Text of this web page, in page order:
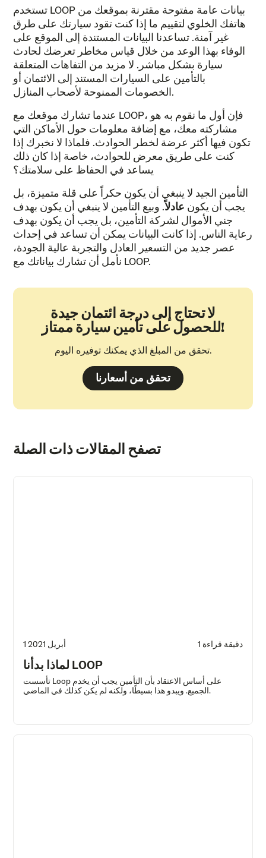
تستخدم LOOP بيانات عامة مفتوحة مقترنة بموقعك من
هاتفك الخلوي لتقييم ما إذا كنت تقود سيارتك على طرق
غير آمنة. تساعدنا البيانات المستندة إلى الموقع على
الوفاء بهذا الوعد من خلال قياس مخاطر تعرضك لحادث
سيارة بشكل مباشر. لا مزيد من التفاهات المتعلقة
بالتأمين على السيارات المستند إلى الائتمان أو
الخصومات الممنوحة لأصحاب المنازل.
عندما تشارك موقعك مع LOOP، فإن أول ما نقوم به هو
مشاركته معك، مع إضافة معلومات حول الأماكن التي
تكون فيها أكثر عرضة لخطر الحوادث. فلماذا لا نخبرك إذا
كنت على طريق معرض للحوادث، خاصة إذا كان ذلك
يساعد في الحفاظ على سلامتك؟
التأمين الجيد لا ينبغي أن يكون حكراً على قلة متميزة، بل
يجب أن يكون عادلاً. وبيع التأمين لا ينبغي أن يكون بهدف
جني الأموال لشركة التأمين، بل يجب أن يكون بهدف
رعاية الناس. إذا كانت البيانات يمكن أن تساعد في إحداث
عصر جديد من التسعير العادل والتجربة عالية الجودة،
نأمل أن تشارك بياناتك مع LOOP.
لا تحتاج إلى درجة ائتمان جيدة
للحصول على تأمين سيارة ممتاز!
تحقق من المبلغ الذي يمكنك توفيره اليوم.
تحقق من أسعارنا
تصفح المقالات ذات الصلة
1 أبريل 2021 1 دقيقة قراءة
لماذا بدأنا LOOP
تأسست Loop على أساس الاعتقاد بأن التأمين يجب أن يخدم
الجميع. ويبدو هذا بسيطًا، ولكنه لم يكن كذلك في الماضي.